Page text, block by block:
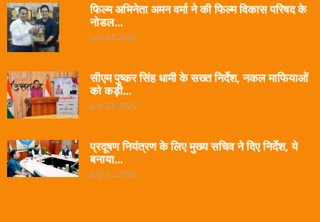
फिल्म अभिनेता अमन वर्मा ने की फिल्म विकास परिषद के
नोडल...
July 24, 2026
सीएम पुष्कर सिंह धामी के सख्त निर्देश, नकल माफियाओं
को कड़ी...
July 23, 2026
प्रदूषण नियंत्रण के लिए मुख्य सचिव ने दिए निर्देश, ये
बनाया...
July 22, 2026